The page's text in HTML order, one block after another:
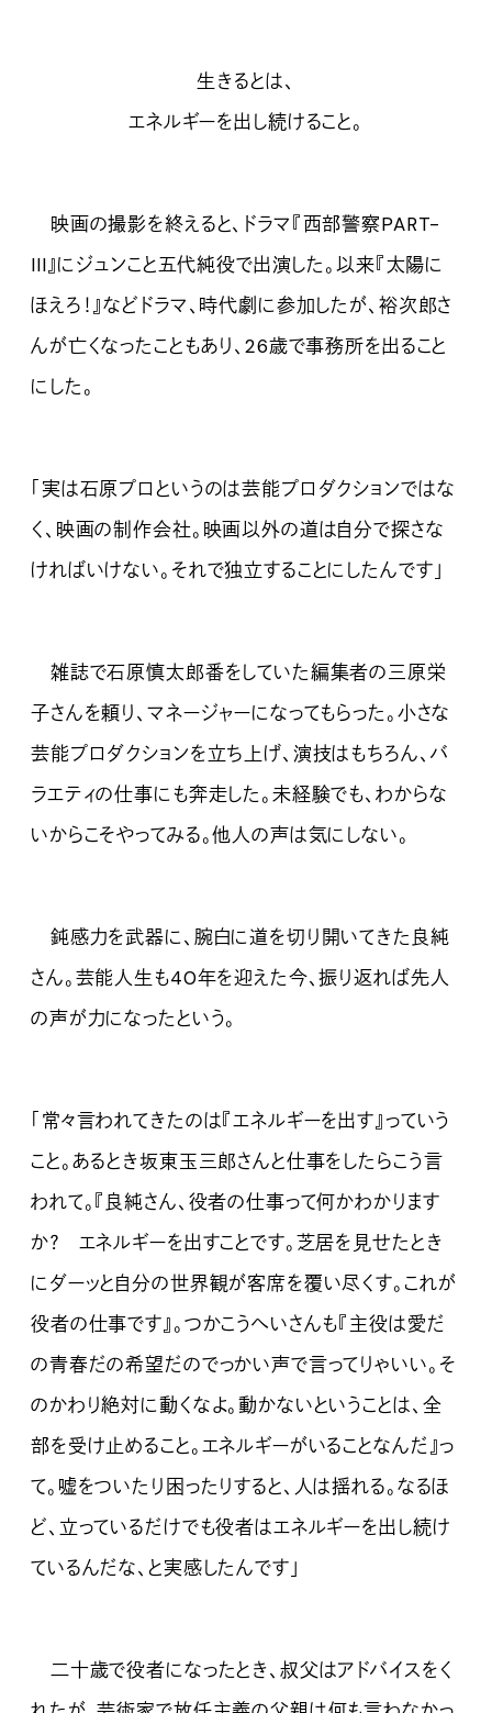
生きるとは、
エネルギーを出し続けること。
映画の撮影を終えると、ドラマ『西部警察PART-
III』にジュンこと五代純役で出演した。以来『太陽に
ほえろ！』などドラマ、時代劇に参加したが、裕次郎さ
んが亡くなったこともあり、26歳で事務所を出ること
にした。
「実は石原プロというのは芸能プロダクションではな
く、映画の制作会社。映画以外の道は自分で探さな
ければいけない。それで独立することにしたんです」
雑誌で石原慎太郎番をしていた編集者の三原栄
子さんを頼り、マネージャーになってもらった。小さな
芸能プロダクションを立ち上げ、演技はもちろん、バ
ラエティの仕事にも奔走した。未経験でも、わからな
いからこそやってみる。他人の声は気にしない。
鈍感力を武器に、腕白に道を切り開いてきた良純
さん。芸能人生も40年を迎えた今、振り返れば先人
の声が力になったという。
「常々言われてきたのは『エネルギーを出す』っていう
こと。あるとき坂東玉三郎さんと仕事をしたらこう言
われて。『良純さん、役者の仕事って何かわかります
か？ エネルギーを出すことです。芝居を見せたとき
にダーッと自分の世界観が客席を覆い尽くす。これが
役者の仕事です』。つかこうへいさんも『主役は愛だ
の青春だの希望だのでっかい声で言ってりゃいい。そ
のかわり絶対に動くなよ。動かないということは、全
部を受け止めること。エネルギーがいることなんだ』っ
て。嘘をついたり困ったりすると、人は揺れる。なるほ
ど、立っているだけでも役者はエネルギーを出し続け
ているんだな、と実感したんです」
二十歳で役者になったとき、叔父はアドバイスをく